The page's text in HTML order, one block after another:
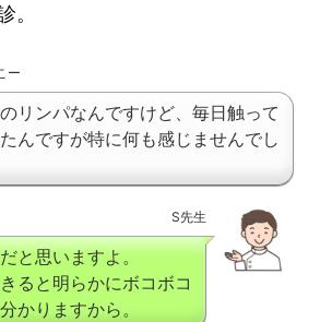
。
ー
リンパなんですけど、毎日触って
んですが特に何も感じませんでし
S先生
と思いますよ。
ると明らかにボコボコ
かりますから。